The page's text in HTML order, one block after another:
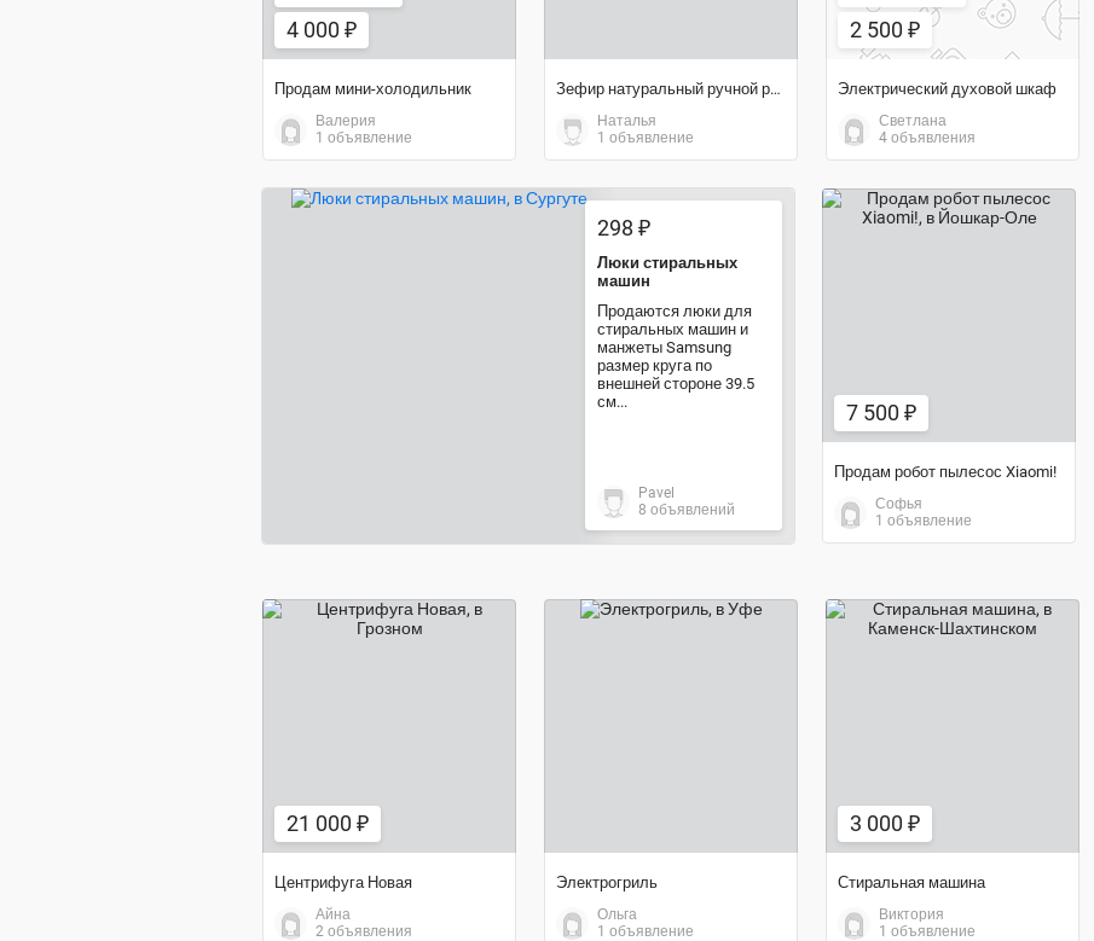
4 000 ₽
Продам мини-холодильник
Валерия
1 объявление
Зефир натуральный ручной работы
Наталья
1 объявление
2 500 ₽
Электрический духовой шкаф
Светлана
4 объявления
298 ₽
Люки стиральных
машин
Продаются люки для
стиральных машин и
манжеты Samsung
размер круга по
внешней стороне 39.5
см...
Pavel
8 объявлений
7 500 ₽
Продам робот пылесос Xiaomi!
Софья
1 объявление
21 000 ₽
Центрифуга Новая
Айна
2 объявления
Электрогриль
Ольга
1 объявление
3 000 ₽
Стиральная машина
Виктория
1 объявление